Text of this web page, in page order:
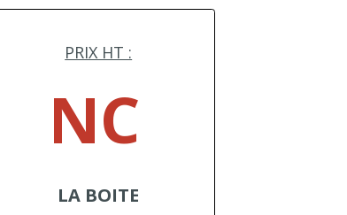
PRIX HT :
NC
LA BOITE